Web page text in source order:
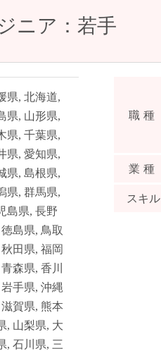
ニア：若手
県, 北海道,
県, 山形県,
県, 千葉県,
県, 愛知県,
県, 島根県,
県, 群馬県,
島県, 長野
徳島県, 鳥取
秋田県, 福岡
青森県, 香川
岩手県, 沖縄
滋賀県, 熊本
, 山梨県, 大
, 石川県, 三
職種
業種
スキル